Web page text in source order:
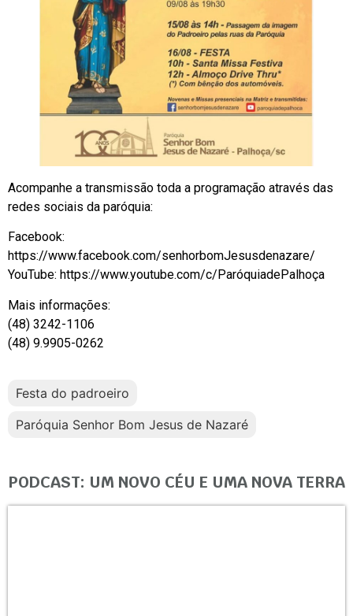
Acompanhe a transmissão toda a programação através das
redes sociais da paróquia:
Facebook:
https://www.facebook.com/senhorbomJesusdenazare/
YouTube: https://www.youtube.com/c/ParóquiadePalhoça
Mais informações:
(48) 3242-1106
(48) 9.9905-0262
Festa do padroeiro
Paróquia Senhor Bom Jesus de Nazaré
PODCAST: UM NOVO CÉU E UMA NOVA TERRA